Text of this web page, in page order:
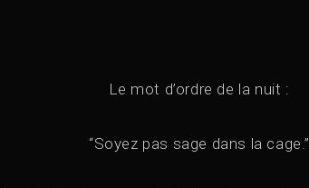
Le mot d’ordre de la nuit :
“Soyez pas sage dans la cage.”